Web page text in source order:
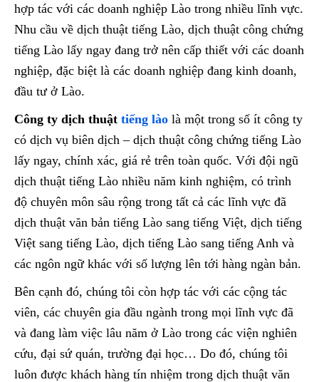
hợp tác với các doanh nghiệp Lào trong nhiều lĩnh vực.
Nhu cầu về dịch thuật tiếng Lào, dịch thuật công chứng
tiếng Lào lấy ngay đang trở nên cấp thiết với các doanh
nghiệp, đặc biệt là các doanh nghiệp đang kinh doanh,
đầu tư ở Lào.
Công ty dịch thuật tiếng lào là một trong số ít công ty
có dịch vụ biên dịch – dịch thuật công chứng tiếng Lào
lấy ngay, chính xác, giá rẻ trên toàn quốc. Với đội ngũ
dịch thuật tiếng Lào nhiều năm kinh nghiệm, có trình
độ chuyên môn sâu rộng trong tất cả các lĩnh vực đã
dịch thuật văn bản tiếng Lào sang tiếng Việt, dịch tiếng
Việt sang tiếng Lào, dịch tiếng Lào sang tiếng Anh và
các ngôn ngữ khác với số lượng lên tới hàng ngàn bản.
Bên cạnh đó, chúng tôi còn hợp tác với các cộng tác
viên, các chuyên gia đầu ngành trong mọi lĩnh vực đã
và đang làm việc lâu năm ở Lào trong các viện nghiên
cứu, đại sứ quán, trường đại học… Do đó, chúng tôi
luôn được khách hàng tín nhiệm trong dịch thuật văn